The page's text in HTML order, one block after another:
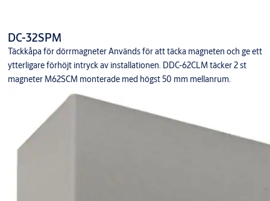
DC-32SPM
Täckkåpa för dörrmagneter Används för att täcka magneten och ge ett
ytterligare förhöjt intryck av installationen. DDC-62CLM täcker 2 st
magneter M62SCM monterade med högst 50 mm mellanrum.